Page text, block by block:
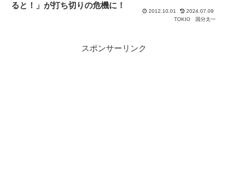
ると！」が打ち切りの危機に！
2012.10.01
2024.07.09
TOKIO
国分太一
スポンサーリンク